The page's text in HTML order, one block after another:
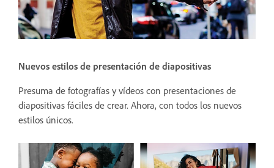
Nuevos estilos de presentación de diapositivas
Presuma de fotografías y vídeos con presentaciones de
diapositivas fáciles de crear. Ahora, con todos los nuevos
estilos únicos.